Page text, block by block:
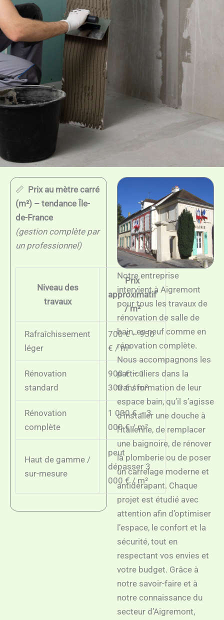
📏 Prix au mètre carré
(m²) – tendance Île-
de-France
(gestion complète par
un professionnel)
Niveau des
travaux
Prix
approximatif
/ m²
Rafraîchissement
léger
700 € – 950
€ / m²
Rénovation
standard
900 € – 1
300 € / m²
Rénovation
complète
1 000 € – 3
000 € / m²
Haut de gamme /
sur-mesure
peut
dépasser 3
000 € / m²
Notre entreprise
intervient à Aigremont
pour tous les travaux de
rénovation de salle de
bain, en neuf comme en
rénovation complète.
Nous accompagnons les
particuliers dans la
transformation de leur
espace bain, qu’il s’agisse
d’installer une douche à
l’italienne, de remplacer
une baignoire, de rénover
la plomberie ou de poser
un carrelage moderne et
antidérapant. Chaque
projet est étudié avec
attention afin d’optimiser
l’espace, le confort et la
sécurité, tout en
respectant vos envies et
votre budget. Grâce à
notre savoir-faire et à
notre connaissance du
secteur d’Aigremont,